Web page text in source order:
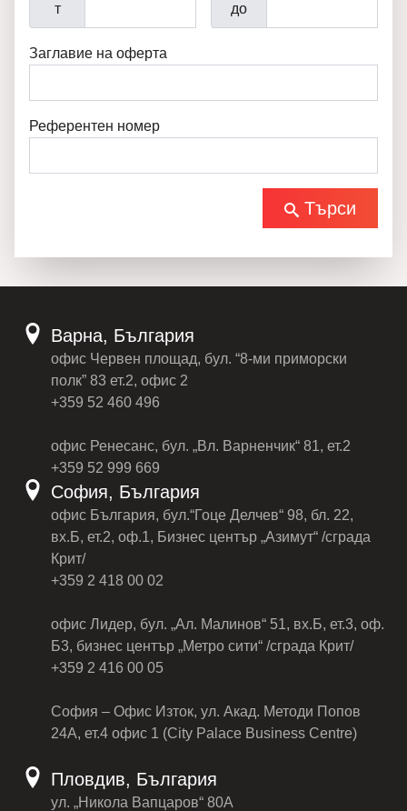
т
до
Заглавие на оферта
Референтен номер
Търси
Варна, България
офис Червен площад, бул. “8-ми приморски
полк” 83 ет.2, офис 2
+359 52 460 496
офис Ренесанс, бул. „Вл. Варненчик“ 81, ет.2
+359 52 999 669
София, България
офис България, бул.“Гоце Делчев“ 98, бл. 22,
вх.Б, ет.2, оф.1, Бизнес център „Азимут“ /сграда
Крит/
+359 2 418 00 02
офис Лидер, бул. „Ал. Малинов“ 51, вх.Б, ет.3, оф.
Б3, бизнес център „Метро сити“ /сграда Крит/
+359 2 416 00 05
София – Офис Изток, ул. Акад. Методи Попов
24А, ет.4 офис 1 (City Palace Business Centre)
Пловдив, България
ул. „Никола Вапцаров“ 80А